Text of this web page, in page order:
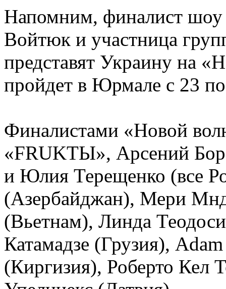
Напомним, финалист
Войтюк и участница
представят Украину на
пройдет в Юрмале с 23
Финалистами «Новой
«FRUKTЫ», Арсений
и Юлия Терещенко (все
(Азербайджан), Мери
(Вьетнам), Линда
Катамадзе (Грузия),
(Киргизия), Роберто Кел